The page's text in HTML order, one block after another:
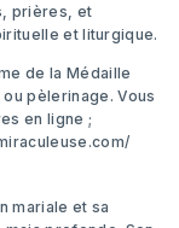
prières, et
et liturgique.
de la Médaille
pèlerinage. Vous
en ligne ;
mariale et sa